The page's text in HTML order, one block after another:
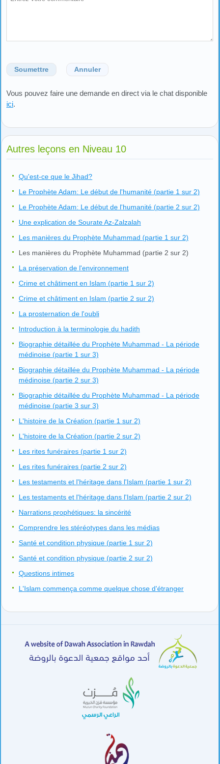
Soumettre Annuler
Vous pouvez faire une demande en direct via le chat disponible
ici.
Autres leçons en Niveau 10
Qu'est-ce que le Jihad?
Le Prophète Adam: Le début de l'humanité (partie 1 sur 2)
Le Prophète Adam: Le début de l'humanité (partie 2 sur 2)
Une explication de Sourate Az-Zalzalah
Les manières du Prophète Muhammad (partie 1 sur 2)
Les manières du Prophète Muhammad (partie 2 sur 2)
La préservation de l'environnement
Crime et châtiment en Islam (partie 1 sur 2)
Crime et châtiment en Islam (partie 2 sur 2)
La prosternation de l'oubli
Introduction à la terminologie du hadith
Biographie détaillée du Prophète Muhammad - La période
médinoise (partie 1 sur 3)
Biographie détaillée du Prophète Muhammad - La période
médinoise (partie 2 sur 3)
Biographie détaillée du Prophète Muhammad - La période
médinoise (partie 3 sur 3)
L'histoire de la Création (partie 1 sur 2)
L'histoire de la Création (partie 2 sur 2)
Les rites funéraires (partie 1 sur 2)
Les rites funéraires (partie 2 sur 2)
Les testaments et l'héritage dans l'Islam (partie 1 sur 2)
Les testaments et l'héritage dans l'Islam (partie 2 sur 2)
Narrations prophétiques: la sincérité
Comprendre les stéréotypes dans les médias
Santé et condition physique (partie 1 sur 2)
Santé et condition physique (partie 2 sur 2)
Questions intimes
L'Islam commença comme quelque chose d'étranger